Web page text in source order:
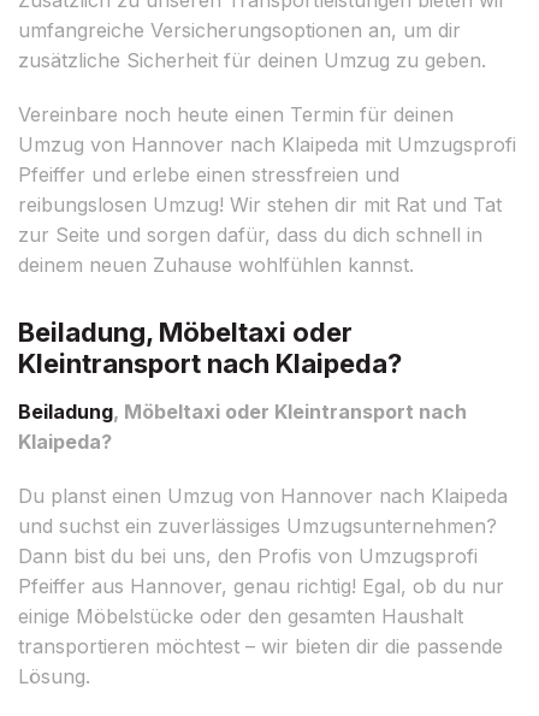
umfangreiche Versicherungsoptionen an, um dir
zusätzliche Sicherheit für deinen Umzug zu geben.
Vereinbare noch heute einen Termin für deinen
Umzug von Hannover nach Klaipeda mit Umzugsprofi
Pfeiffer und erlebe einen stressfreien und
reibungslosen Umzug! Wir stehen dir mit Rat und Tat
zur Seite und sorgen dafür, dass du dich schnell in
deinem neuen Zuhause wohlfühlen kannst.
Beiladung, Möbeltaxi oder
Kleintransport nach Klaipeda?
Beiladung, Möbeltaxi oder Kleintransport nach
Klaipeda?
Du planst einen Umzug von Hannover nach Klaipeda
und suchst ein zuverlässiges Umzugsunternehmen?
Dann bist du bei uns, den Profis von Umzugsprofi
Pfeiffer aus Hannover, genau richtig! Egal, ob du nur
einige Möbelstücke oder den gesamten Haushalt
transportieren möchtest – wir bieten dir die passende
Lösung.